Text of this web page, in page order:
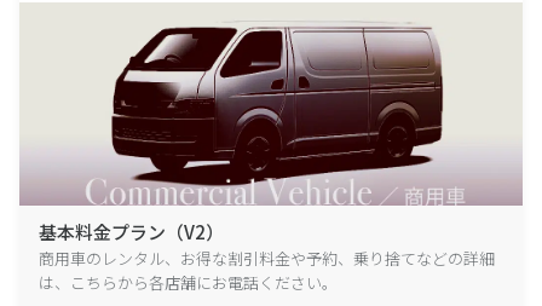
基本料金プラン（V2）
商用車のレンタル、お得な割引料金や予約、乗り捨てなどの詳細
は、こちらから各店舗にお電話ください。